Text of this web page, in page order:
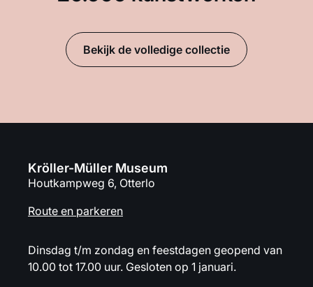
Bekijk de volledige collectie
Kröller-Müller Museum
Houtkampweg 6, Otterlo
Route en parkeren
Dinsdag t/m zondag en feestdagen geopend van
10.00 tot 17.00 uur. Gesloten op 1 januari.